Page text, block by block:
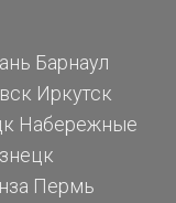
Барнаул
Иркутск
Набережные
Пермь